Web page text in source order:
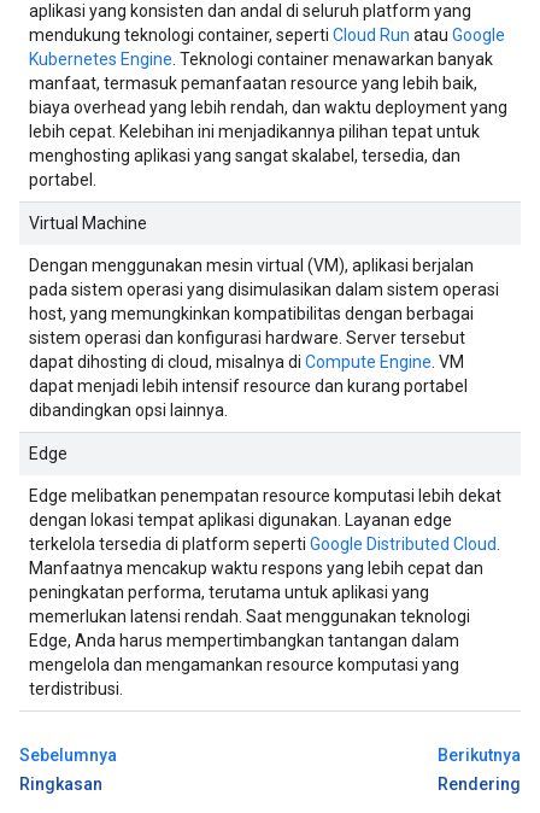
aplikasi yang konsisten dan andal di seluruh platform yang
mendukung teknologi container, seperti Cloud Run atau Google
Kubernetes Engine . Teknologi container menawarkan banyak
manfaat, termasuk pemanfaatan resource yang lebih baik,
biaya overhead yang lebih rendah, dan waktu deployment yang
lebih cepat. Kelebihan ini menjadikannya pilihan tepat untuk
menghosting aplikasi yang sangat skalabel, tersedia, dan
portabel.
Virtual Machine
Dengan menggunakan mesin virtual (VM), aplikasi berjalan
pada sistem operasi yang disimulasikan dalam sistem operasi
host, yang memungkinkan kompatibilitas dengan berbagai
sistem operasi dan konfigurasi hardware. Server tersebut
dapat dihosting di cloud, misalnya di Compute Engine . VM
dapat menjadi lebih intensif resource dan kurang portabel
dibandingkan opsi lainnya.
Edge
Edge melibatkan penempatan resource komputasi lebih dekat
dengan lokasi tempat aplikasi digunakan. Layanan edge
terkelola tersedia di platform seperti Google Distributed Cloud
Manfaatnya mencakup waktu respons yang lebih cepat dan
peningkatan performa, terutama untuk aplikasi yang
memerlukan latensi rendah. Saat menggunakan teknologi
Edge, Anda harus mempertimbangkan tantangan dalam
mengelola dan mengamankan resource komputasi yang
terdistribusi.
Sebelumnya
Ringkasan
Berikutnya
Rendering